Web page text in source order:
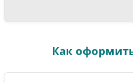
Как